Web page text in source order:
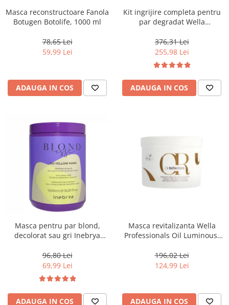
Masca reconstructoare Fanola
Botugen Botolife, 1000 ml
78,65 Lei
59,99 Lei
ADAUGA IN COS
Kit ingrijire completa pentru
par degradat Wella
Salon Size
376,31 Lei
255,98 Lei
ADAUGA IN COS
Masca pentru par blond,
decolorat sau gri Inebrya
96,80 Lei
69,99 Lei
ADAUGA IN COS
Masca revitalizanta Wella
Professionals Oil Luminous,
196,02 Lei
124,99 Lei
ADAUGA IN COS